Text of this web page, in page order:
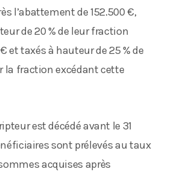
l’abattement de 152.500 €,
de 20 % de leur fraction
et taxés à hauteur de 25 % de
la fraction excédant cette
est décédé avant le 31
sont prélevés au taux
acquises après